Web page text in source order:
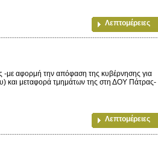
Λεπτομέρειες
-με αφορμή την απόφαση της κυβέρνησης για
και μεταφορά τμημάτων της στη ΔΟΥ Πάτρας-
Λεπτομέρειες